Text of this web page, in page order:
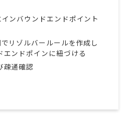
ンバウンドエンドポイント
リゾルバールールを作成し
エンドポインに紐づける
疎通確認